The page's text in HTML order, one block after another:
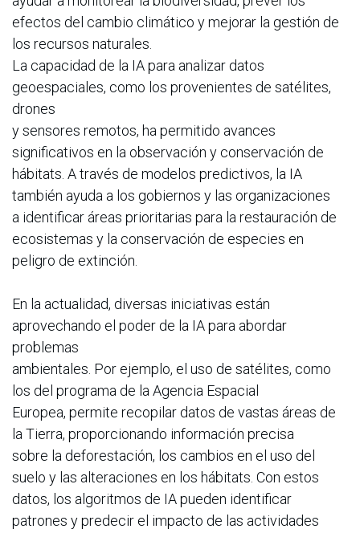
efectos del cambio climático y mejorar la gestión de
los recursos naturales.
La capacidad de la IA para analizar datos
geoespaciales, como los provenientes de satélites,
drones
y sensores remotos, ha permitido avances
significativos en la observación y conservación de
hábitats. A través de modelos predictivos, la IA
también ayuda a los gobiernos y las organizaciones
a identificar áreas prioritarias para la restauración de
ecosistemas y la conservación de especies en
peligro de extinción.
En la actualidad, diversas iniciativas están
aprovechando el poder de la IA para abordar
problemas
ambientales. Por ejemplo, el uso de satélites, como
los del programa de la Agencia Espacial
Europea, permite recopilar datos de vastas áreas de
la Tierra, proporcionando información precisa
sobre la deforestación, los cambios en el uso del
suelo y las alteraciones en los hábitats. Con estos
datos, los algoritmos de IA pueden identificar
patrones y predecir el impacto de las actividades